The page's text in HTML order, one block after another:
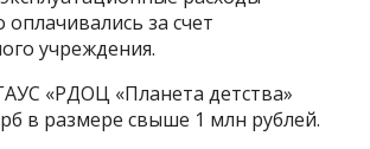
за счет
учреждения.
«РДОЦ «Планета детства»
в размере свыше 1 млн рублей.